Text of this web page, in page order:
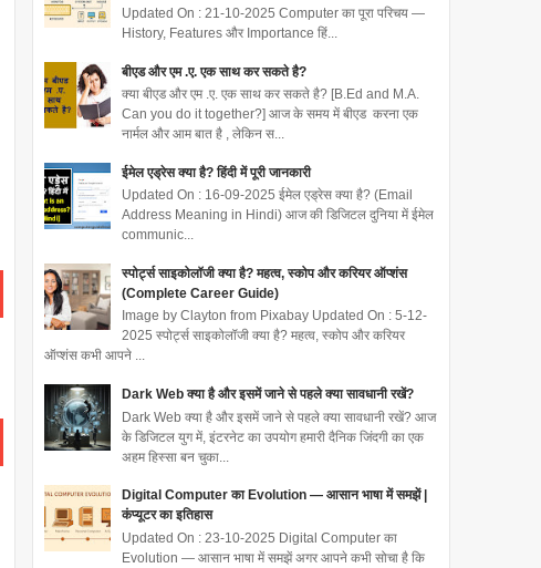
Updated On : 21-10-2025 Computer का पूरा परिचय —
History, Features और Importance हिं...
बीएड और एम .ए. एक साथ कर सकते है?
क्या बीएड और एम .ए. एक साथ कर सकते है? [B.Ed and M.A.
Can you do it together?] आज के समय में बीएड करना एक
नार्मल और आम बात है , लेकिन स...
ईमेल एड्रेस क्या है? हिंदी में पूरी जानकारी
Updated On : 16-09-2025 ईमेल एड्रेस क्या है? (Email
Address Meaning in Hindi) आज की डिजिटल दुनिया में ईमेल
communic...
स्पोर्ट्स साइकोलॉजी क्या है? महत्व, स्कोप और करियर ऑप्शंस
(Complete Career Guide)
Image by Clayton from Pixabay Updated On : 5-12-
2025 स्पोर्ट्स साइकोलॉजी क्या है? महत्व, स्कोप और करियर
ऑप्शंस कभी आपने ...
Dark Web क्या है और इसमें जाने से पहले क्या सावधानी रखें?
Dark Web क्या है और इसमें जाने से पहले क्या सावधानी रखें? आज
के डिजिटल युग में, इंटरनेट का उपयोग हमारी दैनिक जिंदगी का एक
अहम हिस्सा बन चुका...
Digital Computer का Evolution — आसान भाषा में समझें |
कंप्यूटर का इतिहास
Updated On : 23-10-2025 Digital Computer का
Evolution — आसान भाषा में समझें अगर आपने कभी सोचा है कि